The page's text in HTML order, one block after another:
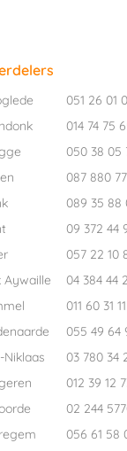
051 26 01
014 74 75
050 38 05
087 880
089 35 88
09 372 44
057 22 10
Aywaille
04 384 44
011 60 31 11
055 49 64
Niklaas
03 780 34
012 39 12
02 244
056 61 58